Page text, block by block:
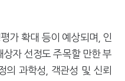
가 확대 등이 예상되며, 인
자 선정도 주목할 만한 부
의 과학성, 객관성 및 신뢰